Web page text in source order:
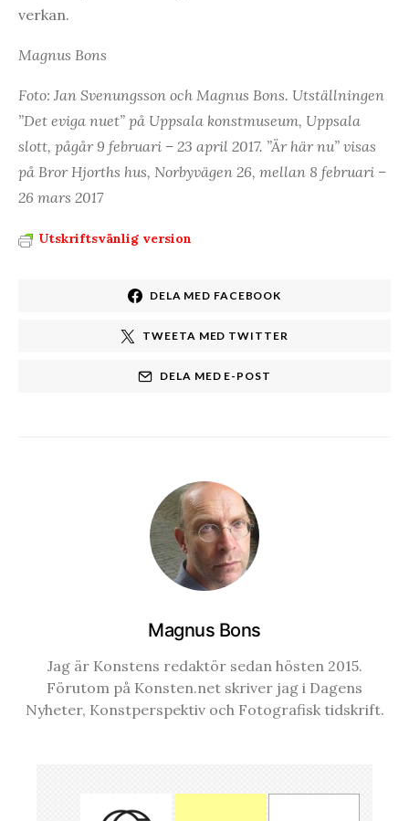
verkan.
Magnus Bons
Foto: Jan Svenungsson och Magnus Bons. Utställningen
”Det eviga nuet” på Uppsala konstmuseum, Uppsala
slott, pågår 9 februari – 23 april 2017. ”Är här nu” visas
på Bror Hjorths hus, Norbyvägen 26, mellan 8 februari –
26 mars 2017
Utskriftsvänlig version
DELA MED FACEBOOK
TWEETA MED TWITTER
DELA MED E-POST
Magnus Bons
Jag är Konstens redaktör sedan hösten 2015.
Förutom på Konsten.net skriver jag i Dagens
Nyheter, Konstperspektiv och Fotografisk tidskrift.